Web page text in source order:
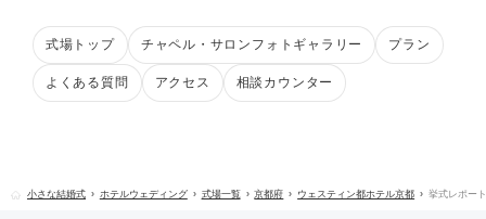
式場トップ チャペル・サロンフォトギャラリー プラン
よくある質問 アクセス 相談カウンター
小さな結婚式 ホテルウェディング 式場一覧 京都府 ウェスティン都ホテル京都 挙式レポー